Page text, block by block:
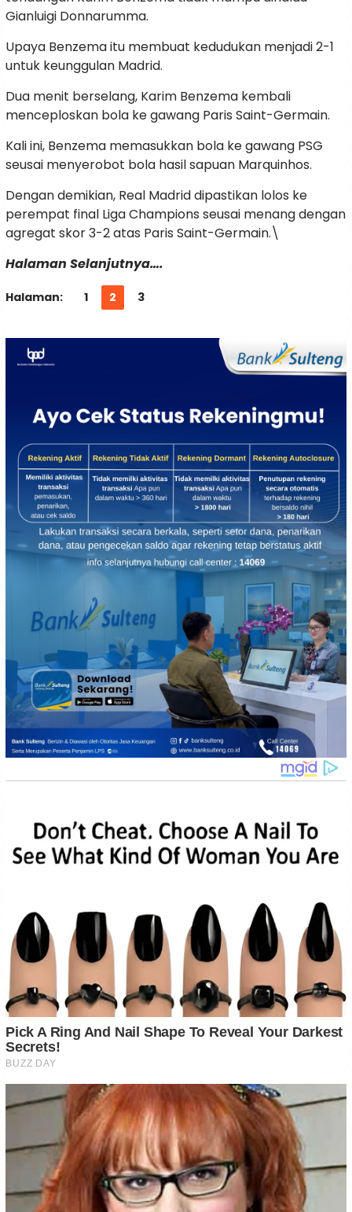
Gianluigi Donnarumma.
Upaya Benzema itu membuat kedudukan menjadi 2-1
untuk keunggulan Madrid.
Dua menit berselang, Karim Benzema kembali
menceploskan bola ke gawang Paris Saint-Germain.
Kali ini, Benzema memasukkan bola ke gawang PSG
seusai menyerobot bola hasil sapuan Marquinhos.
Dengan demikian, Real Madrid dipastikan lolos ke
perempat final Liga Champions seusai menang dengan
agregat skor 3-2 atas Paris Saint-Germain.\
Halaman Selanjutnya….
Halaman: 1 2 3